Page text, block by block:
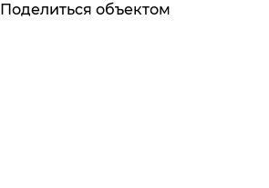
Поделиться объектом